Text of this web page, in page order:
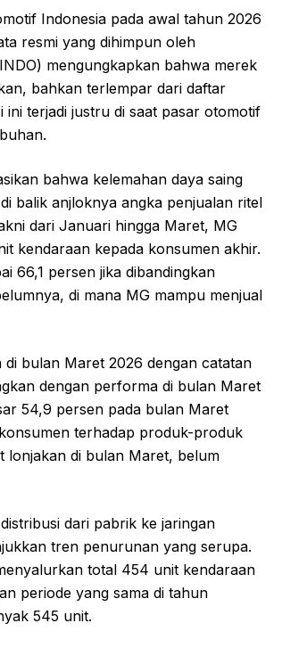
Indonesia pada awal tahun 2026
resmi yang dihimpun oleh
mengungkapkan bahwa merek
bahkan terlempar dari daftar
terjadi justru di saat pasar otomotif
bahwa kelemahan daya saing
balik anjloknya angka penjualan ritel
dari Januari hingga Maret, MG
kendaraan kepada konsumen akhir.
66,1 persen jika dibandingkan
di mana MG mampu menjual
bulan Maret 2026 dengan catatan
dengan performa di bulan Maret
54,9 persen pada bulan Maret
terhadap produk-produk
lonjakan di bulan Maret, belum
dari pabrik ke jaringan
tren penurunan yang serupa.
total 454 unit kendaraan
periode yang sama di tahun
545 unit.